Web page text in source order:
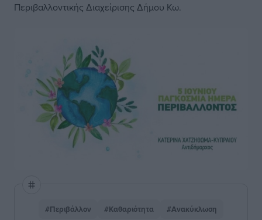
Περιβαλλοντικής Διαχείρισης Δήμου Κω.
#Περιβάλλον #Καθαριότητα #Ανακύκλωση